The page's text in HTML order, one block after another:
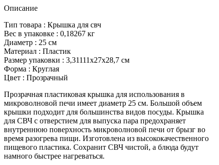
Описание
Тип товара : Крышка для свч
Вес в упаковке : 0,18267 кг
Диаметр : 25 см
Материал : Пластик
Размер упаковки : 3,31111x27x28,7 см
Форма : Круглая
Цвет : Прозрачный
Прозрачная пластиковая крышка для использования в
микроволновой печи имеет диаметр 25 см. Большой объем
крышки подходит для большинства видов посуды. Крышка
для СВЧ с отверстием для выпуска пара предохраняет
внутреннюю поверхность микроволновой печи от брызг во
время разогрева пищи. Изготовлена из высококачественного
пищевого пластика. Сохранит СВЧ чистой, а блюда будут
намного быстрее нагреваться.